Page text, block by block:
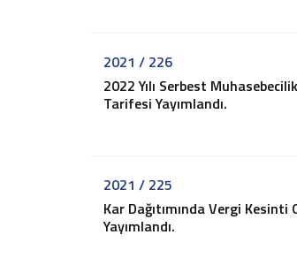
İş ve Sosyal Güvenlik
Beyanname Verme ve Ödeme Süreleri
2021 / 226
2022 Yılı Serbest
Tarifesi Yayımlandı.
2021 / 225
Kar Dağıtımında Vergi Kesinti
Yayımlandı.